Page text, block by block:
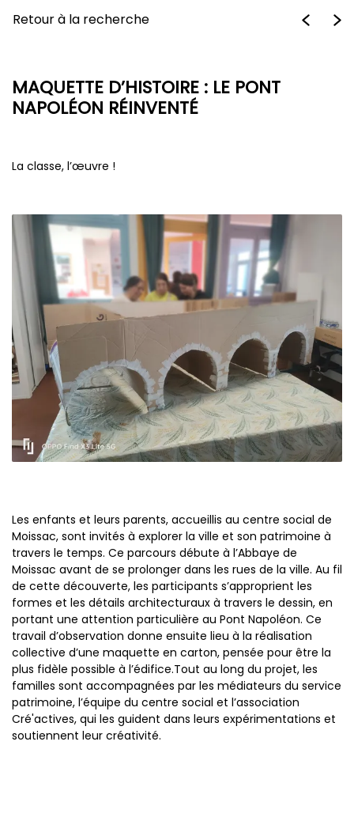
Retour à la recherche
MAQUETTE D’HISTOIRE : LE PONT
NAPOLÉON RÉINVENTÉ
La classe, l’œuvre !
Les enfants et leurs parents, accueillis au centre social de
Moissac, sont invités à explorer la ville et son patrimoine à
travers le temps. Ce parcours débute à l’Abbaye de
Moissac avant de se prolonger dans les rues de la ville. Au fil
de cette découverte, les participants s’approprient les
formes et les détails architecturaux à travers le dessin, en
portant une attention particulière au Pont Napoléon. Ce
travail d’observation donne ensuite lieu à la réalisation
collective d’une maquette en carton, pensée pour être la
plus fidèle possible à l’édifice.Tout au long du projet, les
familles sont accompagnées par les médiateurs du service
patrimoine, l’équipe du centre social et l’association
Cré'actives, qui les guident dans leurs expérimentations et
soutiennent leur créativité.